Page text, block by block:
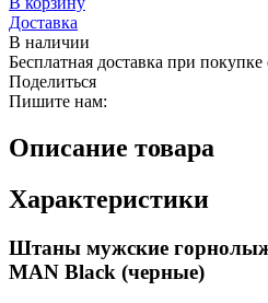
Доставка
В наличии
Бесплатная доставка при покупке
Поделиться
Пишите нам:
Описание товара
Характеристики
Штаны мужские
MAN Black (черные)